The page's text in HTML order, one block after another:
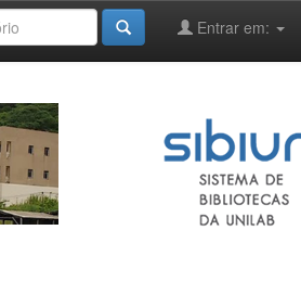
Entrar em: